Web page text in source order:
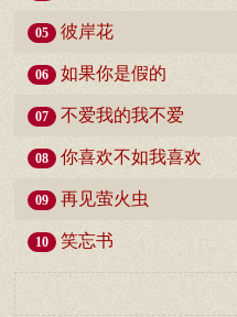
05 彼岸花
06 如果你是假的
07 不爱我的我不爱
08 你喜欢不如我喜欢
09 再见萤火虫
10 笑忘书